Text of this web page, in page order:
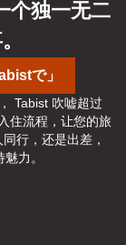
で」
个独一无二
Tabist 吹嘘超过
住流程，让您的旅
行，还是出差，
力。